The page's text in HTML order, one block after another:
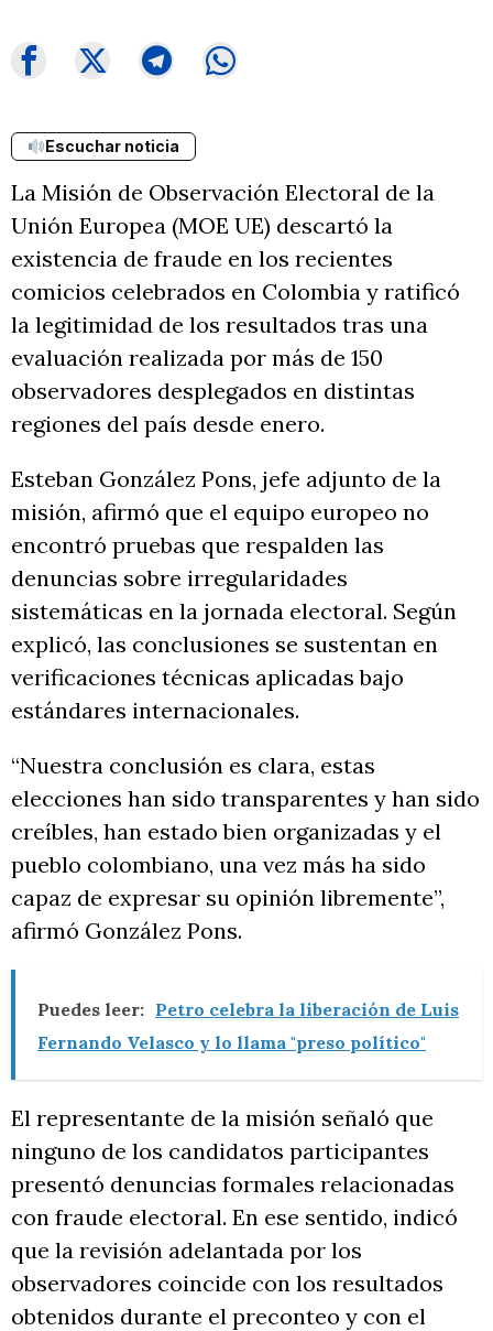
Escuchar noticia
La Misión de Observación Electoral de la
Unión Europea (MOE UE) descartó la
existencia de fraude en los recientes
comicios celebrados en Colombia y ratificó
la legitimidad de los resultados tras una
evaluación realizada por más de 150
observadores desplegados en distintas
regiones del país desde enero.
Esteban González Pons, jefe adjunto de la
misión, afirmó que el equipo europeo no
encontró pruebas que respalden las
denuncias sobre irregularidades
sistemáticas en la jornada electoral. Según
explicó, las conclusiones se sustentan en
verificaciones técnicas aplicadas bajo
estándares internacionales.
“Nuestra conclusión es clara, estas
elecciones han sido transparentes y han sido
creíbles, han estado bien organizadas y el
pueblo colombiano, una vez más ha sido
capaz de expresar su opinión libremente”,
afirmó González Pons.
Puedes leer: Petro celebra la liberación de Luis
Fernando Velasco y lo llama "preso político"
El representante de la misión señaló que
ninguno de los candidatos participantes
presentó denuncias formales relacionadas
con fraude electoral. En ese sentido, indicó
que la revisión adelantada por los
observadores coincide con los resultados
obtenidos durante el preconteo y con el